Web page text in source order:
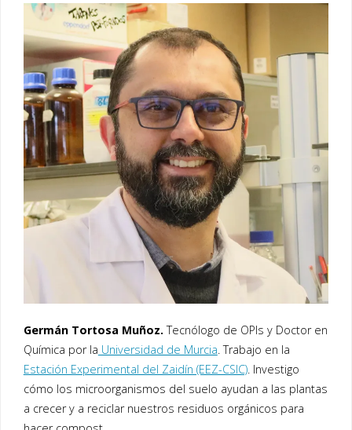
Germán Tortosa Muñoz.Tecnólogo de OPIs y Doctor en
Química por la Universidad de Murcia. Trabajo en la
Estación Experimental del Zaidín (EEZ-CSIC). Investigo
cómo los microorganismos del suelo ayudan a las plantas
a crecer y a reciclar nuestros residuos orgánicos para